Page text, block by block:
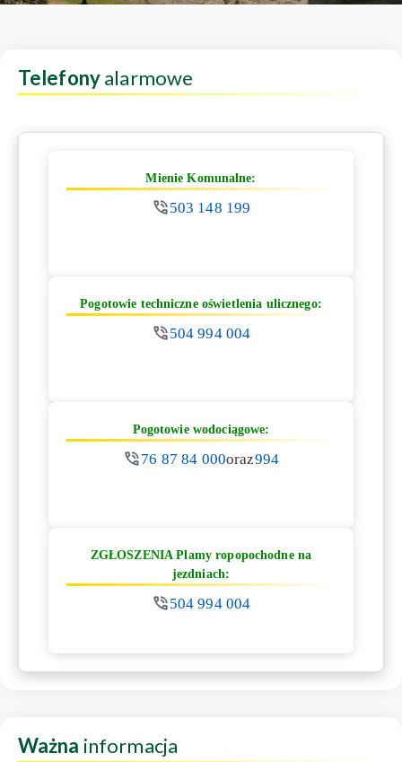
Telefonyalarmowe
Mienie Komunalne:
503 148 199
Pogotowie techniczne oświetlenia ulicznego:
504 994 004
Pogotowie wodociągowe:
76 87 84 000oraz994
ZGŁOSZENIA Plamy ropopochodne na
jezdniach:
504 994 004
Ważna informacja